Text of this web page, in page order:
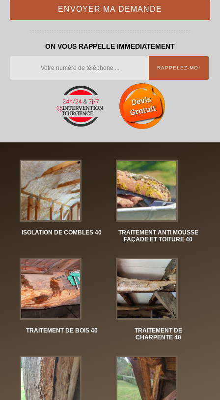
ON VOUS RAPPELLE IMMEDIATEMENT
ISOLATION DE COMBLES 40
TRAITEMENT ANTI MOUSSE
FAÇADE ET TOITURE 40
TRAITEMENT DE BOIS 40
TRAITEMENT DE
CHARPENTE 40